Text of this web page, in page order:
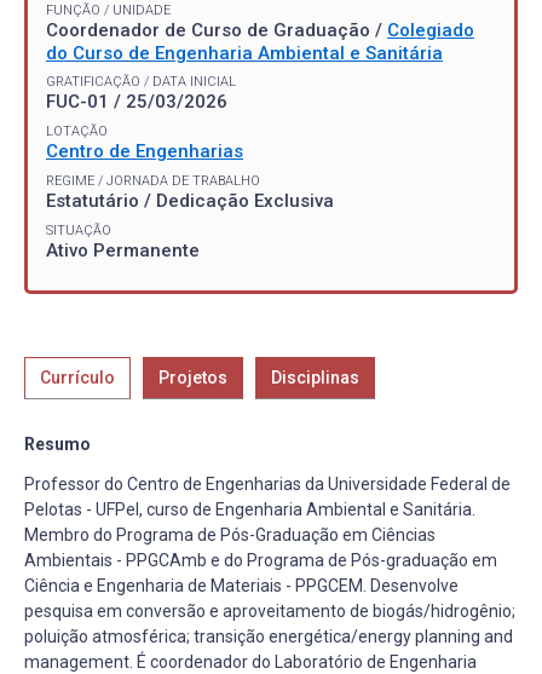
FUNÇÃO / UNIDADE
Coordenador de Curso de Graduação / Colegiado
do Curso de Engenharia Ambiental e Sanitária
GRATIFICAÇÃO / DATA INICIAL
FUC-01 / 25/03/2026
LOTAÇÃO
Centro de Engenharias
REGIME / JORNADA DE TRABALHO
Estatutário / Dedicação Exclusiva
SITUAÇÃO
Ativo Permanente
Currículo Projetos Disciplinas
Resumo
Professor do Centro de Engenharias da Universidade Federal de
Pelotas - UFPel, curso de Engenharia Ambiental e Sanitária.
Membro do Programa de Pós-Graduação em Ciências
Ambientais - PPGCAmb e do Programa de Pós-graduação em
Ciência e Engenharia de Materiais - PPGCEM. Desenvolve
pesquisa em conversão e aproveitamento de biogás/hidrogênio;
poluição atmosférica; transição energética/energy planning and
management. É coordenador do Laboratório de Engenharia